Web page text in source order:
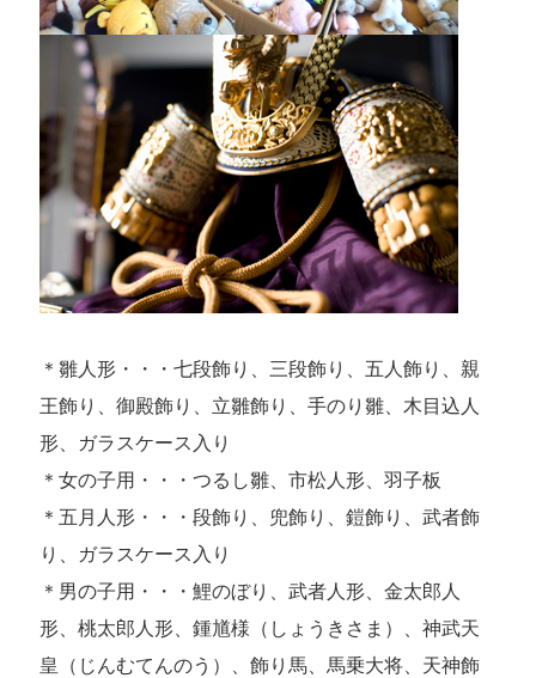
＊雛人形・・・七段飾り、三段飾り、五人飾り、親
王飾り、御殿飾り、立雛飾り、手のり雛、木目込人
形、ガラスケース入り
＊女の子用・・・つるし雛、市松人形、羽子板
＊五月人形・・・段飾り、兜飾り、鎧飾り、武者飾
り、ガラスケース入り
＊男の子用・・・鯉のぼり、武者人形、金太郎人
形、桃太郎人形、鍾馗様（しょうきさま）、神武天
皇（じんむてんのう）、飾り馬、馬乗大将、天神飾